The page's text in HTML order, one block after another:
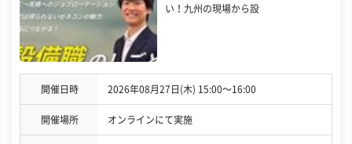
い！九州の現場から設
開催日時 2026年08月27日(木) 15:00〜16:00
開催場所 オンラインにて実施